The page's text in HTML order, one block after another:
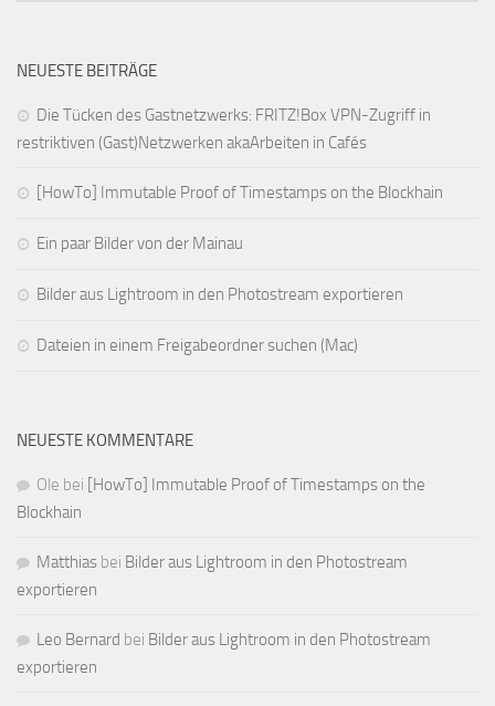
NEUESTE BEITRÄGE
Die Tücken des Gastnetzwerks: FRITZ!Box VPN-Zugriff in
restriktiven (Gast)Netzwerken akaArbeiten in Cafés
[HowTo] Immutable Proof of Timestamps on the Blockhain
Ein paar Bilder von der Mainau
Bilder aus Lightroom in den Photostream exportieren
Dateien in einem Freigabeordner suchen (Mac)
NEUESTE KOMMENTARE
Ole bei [HowTo] Immutable Proof of Timestamps on the
Blockhain
Matthias bei Bilder aus Lightroom in den Photostream
exportieren
Leo Bernard bei Bilder aus Lightroom in den Photostream
exportieren